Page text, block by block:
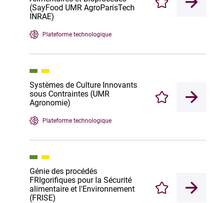
(SayFood UMR AgroParisTech
INRAE)
Plateforme technologique
Enregistrer
Systèmes de Culture Innovants
sous Contraintes (UMR
Agronomie)
Plateforme technologique
Enregistrer
Génie des procédés
FRIgorifiques pour la Sécurité
alimentaire et l'Environnement
(FRISE)
Enregistrer